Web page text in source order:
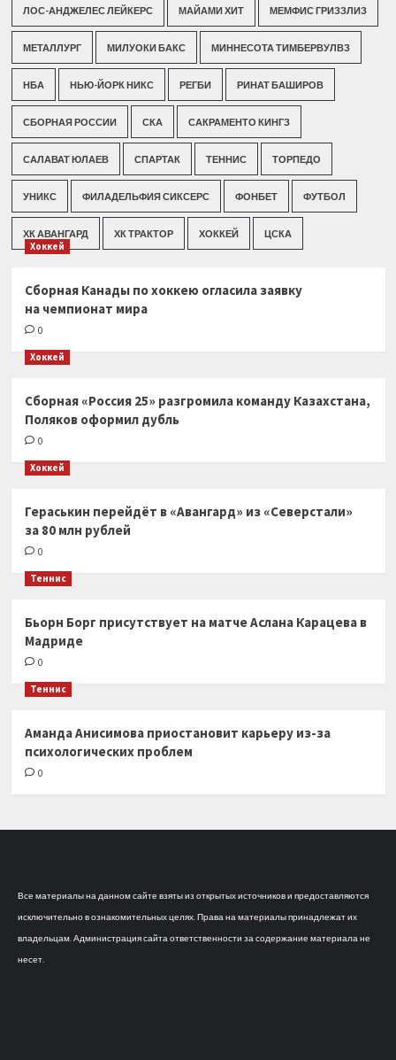
ЛОС-АНДЖЕЛЕС ЛЕЙКЕРС МАЙАМИ ХИТ МЕМФИС ГРИЗЗЛИЗ
МЕТАЛЛУРГ МИЛУОКИ БАКС МИННЕСОТА ТИМБЕРВУЛВЗ
НБА НЬЮ-ЙОРК НИКС РЕГБИ РИНАТ БАШИРОВ
СБОРНАЯ РОССИИ СКА САКРАМЕНТО КИНГЗ
САЛАВАТ ЮЛАЕВ СПАРТАК ТЕННИС ТОРПЕДО
УНИКС ФИЛАДЕЛЬФИЯ СИКСЕРС ФОНБЕТ ФУТБОЛ
ХК АВАНГАРД ХК ТРАКТОР ХОККЕЙ ЦСКА
Хоккей
Сборная Канады по хоккею огласила заявку
на чемпионат мира
0
Хоккей
Сборная «Россия 25» разгромила команду Казахстана,
Поляков оформил дубль
0
Хоккей
Гераськин перейдёт в «Авангард» из «Северстали»
за 80 млн рублей
0
Теннис
Бьорн Борг присутствует на матче Аслана Карацева в
Мадриде
0
Теннис
Аманда Анисимова приостановит карьеру из-за
психологических проблем
0
Все материалы на данном сайте взяты из открытых источников и предоставляются
исключительно в ознакомительных целях. Права на материалы принадлежат их
владельцам. Администрация сайта ответственности за содержание материала не
несет.